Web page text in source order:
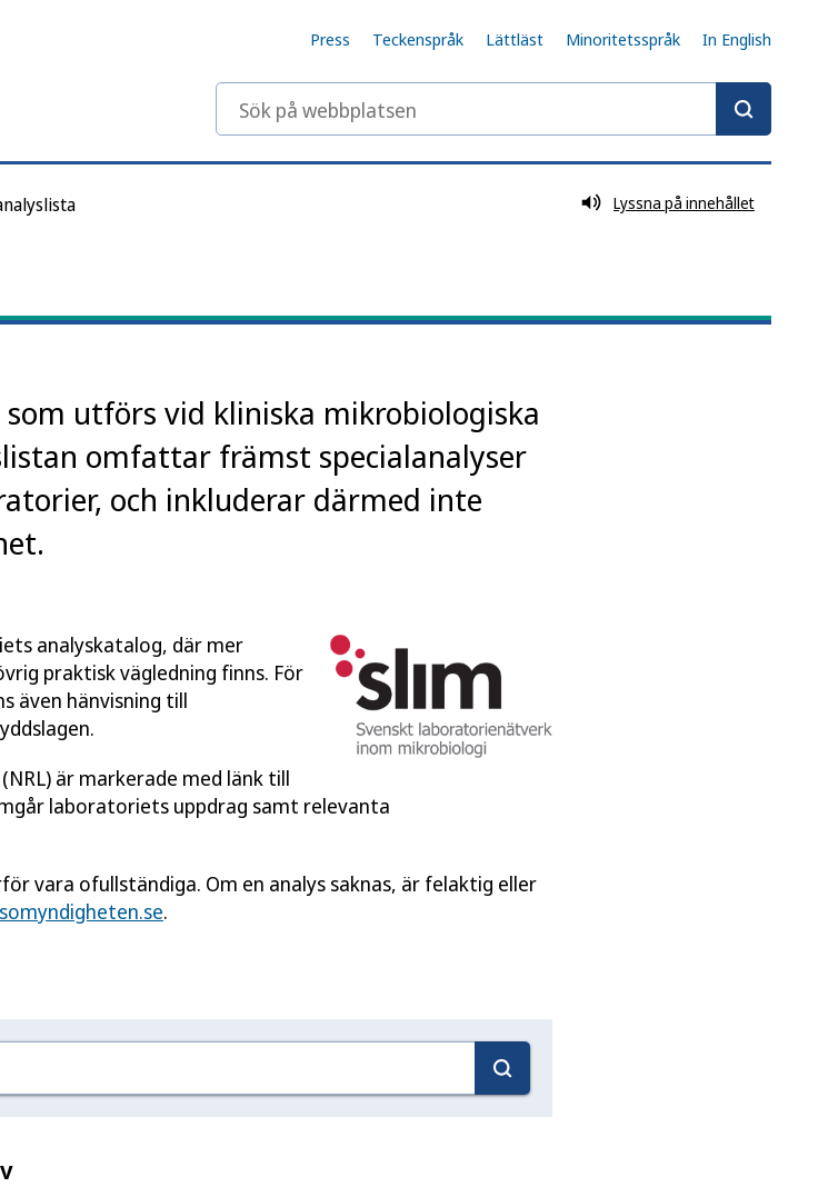
Press Teckenspråk Lättläst Minoritetsspråk In English
Sök på webbplatsen
Lyssna på innehållet
utförs vid kliniska mikrobiologiska
omfattar främst specialanalyser
och inkluderar därmed inte
analyskatalog, där mer
praktisk vägledning finns. För
även hänvisning till
är markerade med länk till
laboratoriets uppdrag samt relevanta
vara ofullständiga. Om en analys saknas, är felaktig eller
.